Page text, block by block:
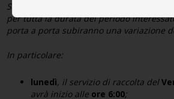
Si informa la cittadinanza che, a causa
per tutta la durata del periodo
porta a porta subiranno una variazione
In particolare:
lunedì, il servizio di raccolta del
avrà inizio alle ore 6:00;